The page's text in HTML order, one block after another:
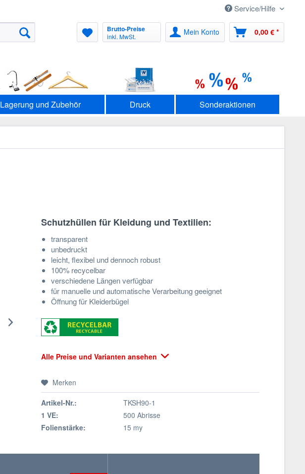
Service/Hilfe
Brutto-Preise
inkl. MwSt. Mein Konto 0,00 € *
Lagerung und Zubehör Druck Sonderaktionen
Schutzhüllen für Kleidung und Textilien:
transparent
unbedruckt
leicht, flexibel und dennoch robust
100% recycelbar
verschiedene Längen verfügbar
für manuelle und automatische Verarbeitung geeignet
Öffnung für Kleiderbügel
Alle Preise und Varianten ansehen
Merken
Artikel-Nr.:
TKSH90-1
1 VE:
500 Abrisse
Folienstärke:
15 my